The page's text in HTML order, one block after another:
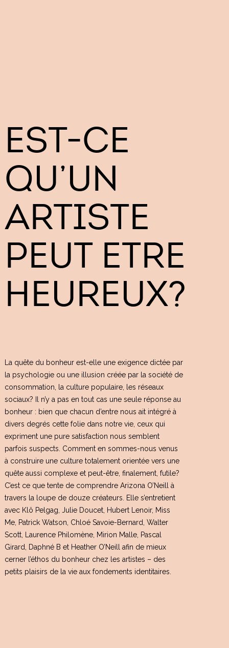
EST-CE
QU’UN
ARTISTE
PEUT ETRE
HEUREUX?
La quête du bonheur est-elle une exigence dictée par
la psychologie ou une illusion créée par la société de
consommation, la culture populaire, les réseaux
sociaux? Il n’y a pas en tout cas une seule réponse au
bonheur : bien que chacun d’entre nous ait intégré à
divers degrés cette folie dans notre vie, ceux qui
expriment une pure satisfaction nous semblent
parfois suspects. Comment en sommes-nous venus
à construire une culture totalement orientée vers une
quête aussi complexe et peut-être, finalement, futile?
C’est ce que tente de comprendre Arizona O’Neill à
travers la loupe de douze créateurs. Elle s’entretient
avec Klô Pelgag, Julie Doucet, Hubert Lenoir, Miss
Me, Patrick Watson, Chloé Savoie-Bernard, Walter
Scott, Laurence Philomène, Mirion Malle, Pascal
Girard, Daphné B et Heather O’Neill afin de mieux
cerner l’éthos du bonheur chez les artistes – des
petits plaisirs de la vie aux fondements identitaires.